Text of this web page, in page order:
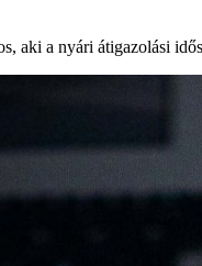
aki a nyári átigazolási